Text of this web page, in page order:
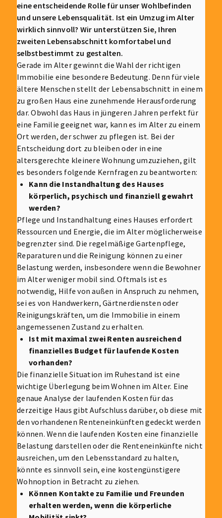
eine entscheidende Rolle für unser Wohlbefinden
und unsere Lebensqualität. Ist ein Umzug im Alter
wirklich sinnvoll? Wir unterstützen Sie, Ihren
zweiten Lebensabschnitt komfortabel und
selbstbestimmt zu gestalten.
Gerade im Alter gewinnt die Wahl der richtigen
Immobilie eine besondere Bedeutung. Denn für viele
ältere Menschen stellt der Lebensabschnitt in einem
zu großen Haus eine zunehmende Herausforderung
dar. Obwohl das Haus in jüngeren Jahren perfekt für
eine Familie geeignet war, kann es im Alter zu einem
Ort werden, der schwer zu pflegen ist. Bei der
Entscheidung dort zu bleiben oder in eine
altersgerechte kleinere Wohnung umzuziehen, gilt
es besonders folgende Kernfragen zu beantworten:
Kann die Instandhaltung des Hauses
körperlich, psychisch und finanziell gewahrt
werden?
Pflege und Instandhaltung eines Hauses erfordert
Ressourcen und Energie, die im Alter möglicherweise
begrenzter sind. Die regelmäßige Gartenpflege,
Reparaturen und die Reinigung können zu einer
Belastung werden, insbesondere wenn die Bewohner
im Alter weniger mobil sind. Oftmals ist es
notwendig, Hilfe von außen in Anspruch zu nehmen,
sei es von Handwerkern, Gärtnerdiensten oder
Reinigungskräften, um die Immobilie in einem
angemessenen Zustand zu erhalten.
Ist mit maximal zwei Renten ausreichend
finanzielles Budget für laufende Kosten
vorhanden?
Die finanzielle Situation im Ruhestand ist eine
wichtige Überlegung beim Wohnen im Alter. Eine
genaue Analyse der laufenden Kosten für das
derzeitige Haus gibt Aufschluss darüber, ob diese mit
den vorhandenen Renteneinkünften gedeckt werden
können. Wenn die laufenden Kosten eine finanzielle
Belastung darstellen oder die Renteneinkünfte nicht
ausreichen, um den Lebensstandard zu halten,
könnte es sinnvoll sein, eine kostengünstigere
Wohnoption in Betracht zu ziehen.
Können Kontakte zu Familie und Freunden
erhalten werden, wenn die körperliche